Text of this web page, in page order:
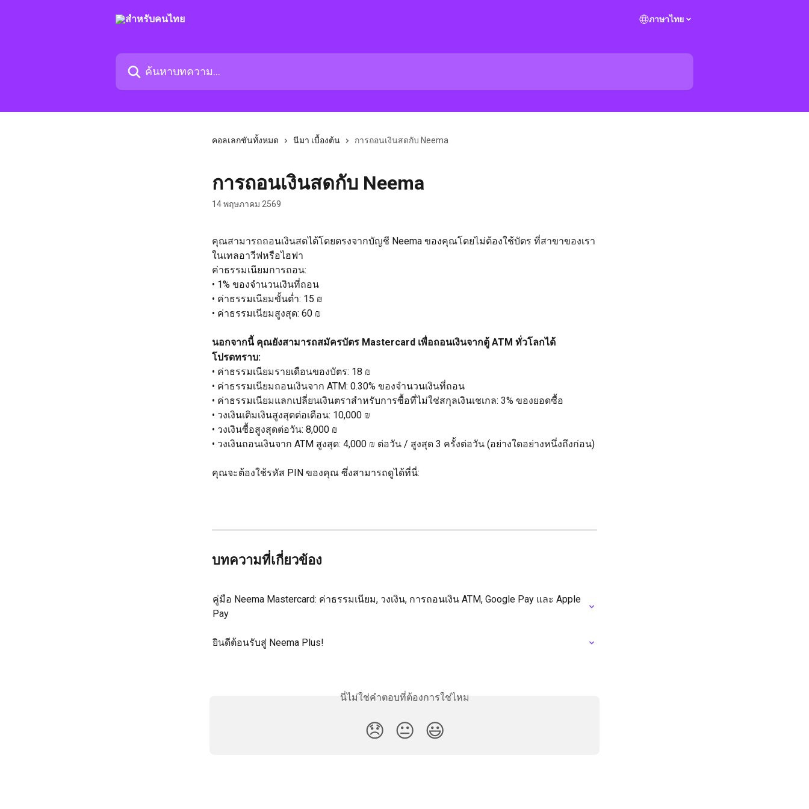
ภาษาไทย
ค้นหาบทความ...
คอลเลกชันทั้งหมด นีมา เบื้องต้น การถอนเงินสดกับ Neema
การถอนเงินสดกับ Neema
14 พฤษภาคม 2569
คุณสามารถถอนเงินสดได้โดยตรงจากบัญชี Neema ของคุณโดยไม่ต้องใช้บัตร ที่สาขาของเรา
ในเทลอาวีฟหรือไฮฟา
ค่าธรรมเนียมการถอน:
• 1% ของจำนวนเงินที่ถอน
• ค่าธรรมเนียมขั้นต่ำ: 15 ₪
• ค่าธรรมเนียมสูงสุด: 60 ₪
นอกจากนี้ คุณยังสามารถสมัครบัตร Mastercard เพื่อถอนเงินจากตู้ ATM ทั่วโลกได้
โปรดทราบ:
• ค่าธรรมเนียมรายเดือนของบัตร: 18 ₪
• ค่าธรรมเนียมถอนเงินจาก ATM: 0.30% ของจำนวนเงินที่ถอน
• ค่าธรรมเนียมแลกเปลี่ยนเงินตราสำหรับการซื้อที่ไม่ใช่สกุลเงินเชเกล: 3% ของยอดซื้อ
• วงเงินเติมเงินสูงสุดต่อเดือน: 10,000 ₪
• วงเงินซื้อสูงสุดต่อวัน: 8,000 ₪
• วงเงินถอนเงินจาก ATM สูงสุด: 4,000 ₪ ต่อวัน / สูงสุด 3 ครั้งต่อวัน (อย่างใดอย่างหนึ่งถึงก่อน)
คุณจะต้องใช้รหัส PIN ของคุณ ซึ่งสามารถดูได้ที่นี่:
บทความที่เกี่ยวข้อง
คู่มือ Neema Mastercard: ค่าธรรมเนียม, วงเงิน, การถอนเงิน ATM, Google Pay และ Apple
Pay
ยินดีต้อนรับสู่ Neema Plus!
นี่ไม่ใช่คำตอบที่ต้องการใช่ไหม
😞 😐 😃